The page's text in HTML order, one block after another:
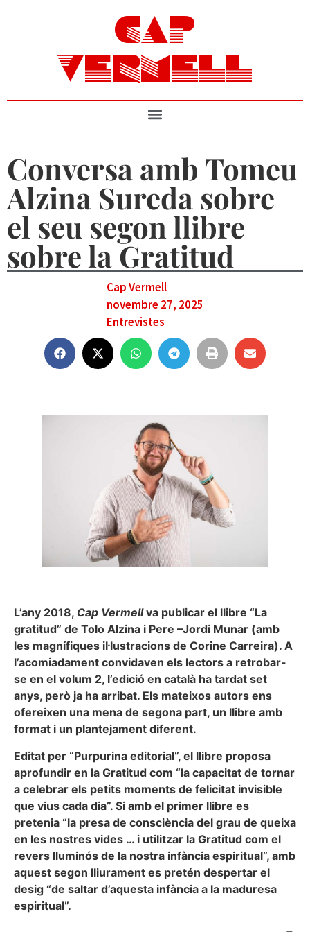
CAP
VERMELL
Conversa amb Tomeu
Alzina Sureda sobre
el seu segon llibre
sobre la Gratitud
Cap Vermell
novembre 27, 2025
Entrevistes
L’any 2018, Cap Vermellva publicar el llibre “La
gratitud” de Tolo Alzina i Pere –Jordi Munar (amb
les magnífiques il·lustracions de Corine Carreira). A
l’acomiadament convidaven els lectors a retrobar-
se en el volum 2, l’edició en català ha tardat set
anys, però ja ha arribat. Els mateixos autors ens
ofereixen una mena de segona part, un llibre amb
format i un plantejament diferent.
Editat per “Purpurina editorial”, el llibre proposa
aprofundir en la Gratitud com “la capacitat de tornar
a celebrar els petits moments de felicitat invisible
que vius cada dia”. Si amb el primer llibre es
pretenia “la presa de consciència del grau de queixa
en les nostres vides … i utilitzar la Gratitud com el
revers lluminós de la nostra infància espiritual”, amb
aquest segon lliurament es pretén despertar el
desig “de saltar d’aquesta infància a la maduresa
espiritual”.